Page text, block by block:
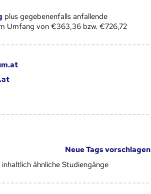
plus gegebenenfalls anfallende
Umfang von €363,36 bzw. €726,72
Neue Tags vorschlagen
inhaltlich ähnliche Studiengänge